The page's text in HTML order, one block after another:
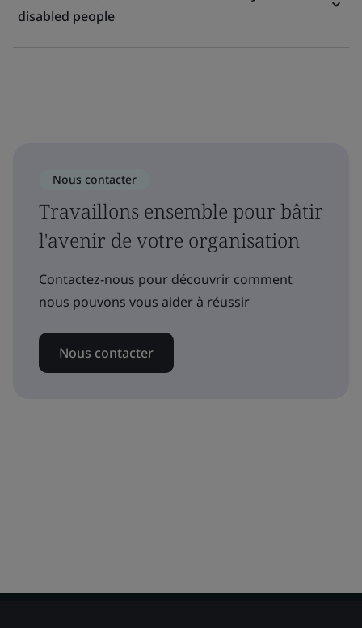
disabled people
Nous contacter
Travaillons ensemble pour bâtir
l'avenir de votre organisation
Contactez-nous pour découvrir comment
nous pouvons vous aider à réussir
Nous contacter